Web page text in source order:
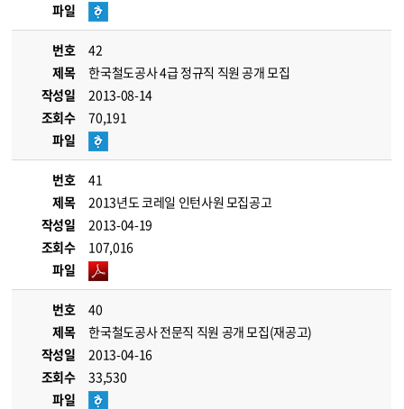
파일
번호
42
제목
한국철도공사 4급 정규직 직원 공개 모집
작성일
2013-08-14
조회수
70,191
파일
번호
41
제목
2013년도 코레일 인턴사원 모집공고
작성일
2013-04-19
조회수
107,016
파일
번호
40
제목
한국철도공사 전문직 직원 공개 모집(재공고)
작성일
2013-04-16
조회수
33,530
파일